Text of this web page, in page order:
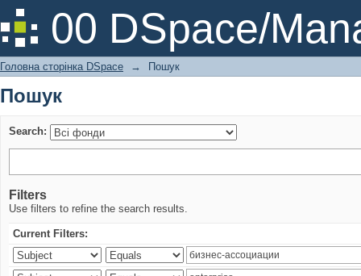
00 DSpace/
Пошук
Головна сторінка DSpace → Пошук
Пошук
Search:
Filters
Use filters to refine the search results.
Current Filters: